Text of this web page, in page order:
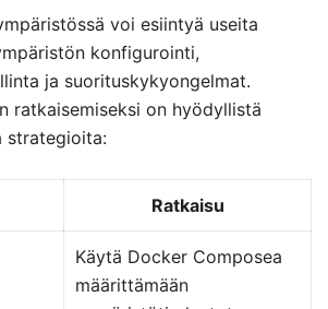
voi esiintyä useita
konfigurointi,
ja suorituskykyongelmat.
ratkaisemiseksi on hyödyllistä
strategioita:
Ratkaisu
Käytä Docker Composea
määrittämään